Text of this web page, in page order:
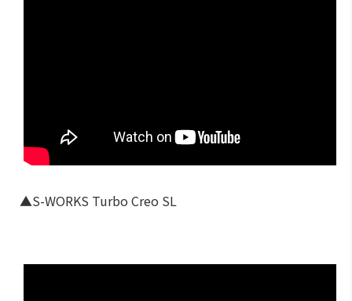
▲S-WORKS Turbo Creo SL